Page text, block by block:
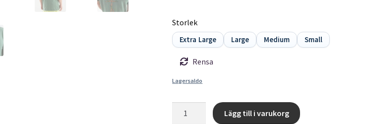
Storlek
Extra Large Large Medium Small
Rensa
Lagersaldo
Lägg till i varukorg